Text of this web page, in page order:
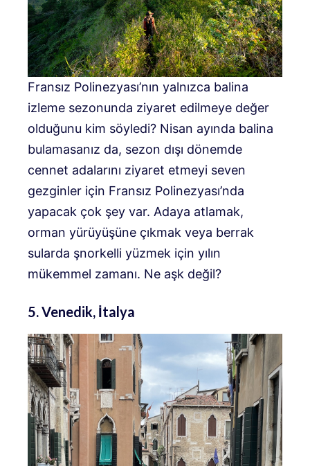
Fransız Polinezyası’nın yalnızca balina
izleme sezonunda ziyaret edilmeye değer
olduğunu kim söyledi? Nisan ayında balina
bulamasanız da, sezon dışı dönemde
cennet adalarını ziyaret etmeyi seven
gezginler için Fransız Polinezyası’nda
yapacak çok şey var. Adaya atlamak,
orman yürüyüşüne çıkmak veya berrak
sularda şnorkelli yüzmek için yılın
mükemmel zamanı. Ne aşk değil?
5. Venedik, İtalya